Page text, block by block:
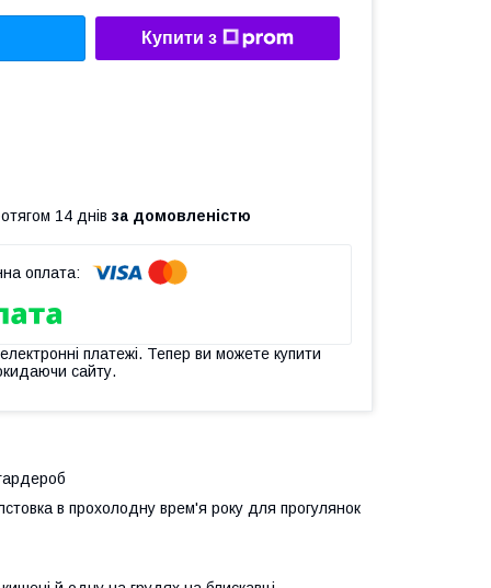
Купити з
14 днів за домовленістю
платежі. Тепер ви можете купити
сайту.
в прохолодну врем'я року для прогулянок